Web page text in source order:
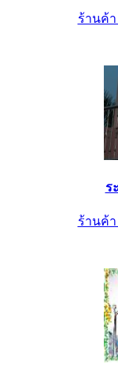
ร้านค้
ร
ร้านค้